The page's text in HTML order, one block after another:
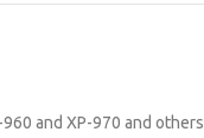
and XP-970 and others